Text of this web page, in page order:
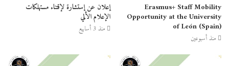
Erasmus+ Staff Mobility
Opportunity at the University
of León (Spain)
منذ أسبوعين
إعلان عن إستشارة لإقتناء مستهلكات
الإعلام الألي
منذ 3 أسابيع